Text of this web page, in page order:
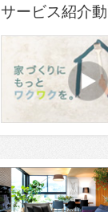
サービス紹介